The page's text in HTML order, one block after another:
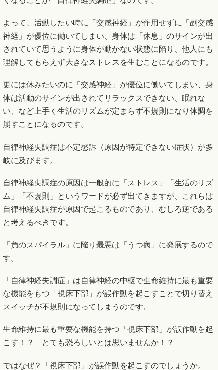
よって、活動したい時に「交感神経」が作用せずに「副交感
神経」が優位に働いてしまい、身体は「休息」のサインが出
されていて思うように身体が動かない状態に陥り、他人にも
理解してもらえず大きなストレスを生むことになるのです。
更には休みたいのに「交感神経」が優位に働いてしまい、身
体は活動のサインが出されてリラックスできない、眠れな
い、など上手く生活のリズムが定まらず不規則になり体調を
崩すことになるのです。
自律神経失調症は不定愁訴（原因が特定できない症状）が多
岐に及びます。
自律神経失調症の原因は一般的に「ストレス」「生活のリズ
ム」「不規則」というワードが必ず出てきますが、これらは
自律神経失調症が原因で起こるものであり、むしろ逆である
と考えるべきです。
「負のスパイラル」に陥り最悪は「うつ病」に発展するので
す。
「自律神経失調症」は自律神経の中枢で生命維持に最も重要
な機能をもつ「視床下部」が誤作動を起こすことで切り替え
スイッチが不規則になってしまうのです。
生命維持に最も重要な機能を持つ「視床下部」が誤作動を起
こす！？ とても恐ろしいとは思いませんか！？
ではなぜ？「視床下部」が誤作動を起こすのでしょうか。